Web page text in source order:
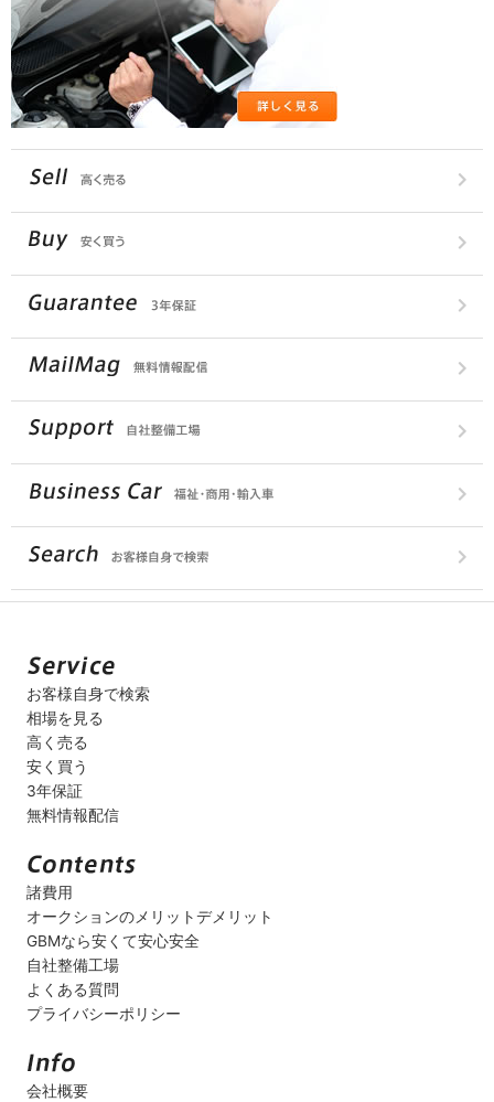
お客様自身で検索
相場を見る
高く売る
安く買う
3年保証
無料情報配信
諸費用
オークションのメリットデメリット
GBMなら安くて安心安全
自社整備工場
よくある質問
プライバシーポリシー
会社概要